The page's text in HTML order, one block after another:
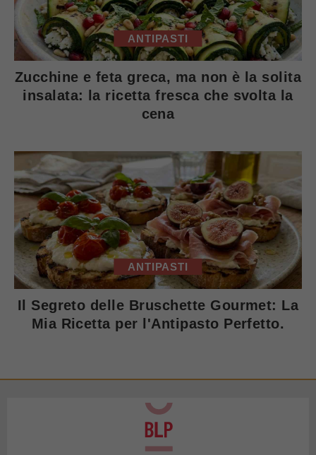
ANTIPASTI
Zucchine e feta greca, ma non è la solita
insalata: la ricetta fresca che svolta la
cena
ANTIPASTI
Il Segreto delle Bruschette Gourmet: La
Mia Ricetta per l'Antipasto Perfetto.